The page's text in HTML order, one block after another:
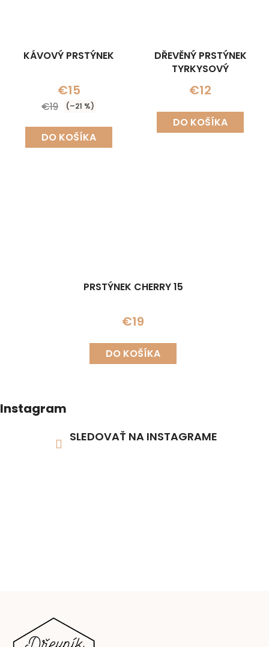
KÁVOVÝ PRSTÝNEK
€15
€19 (–21 %)
DO KOŠÍKA
DŘEVĚNÝ PRSTÝNEK
TYRKYSOVÝ
€12
DO KOŠÍKA
PRSTÝNEK CHERRY 15
€19
DO KOŠÍKA
Instagram
SLEDOVAŤ NA INSTAGRAME